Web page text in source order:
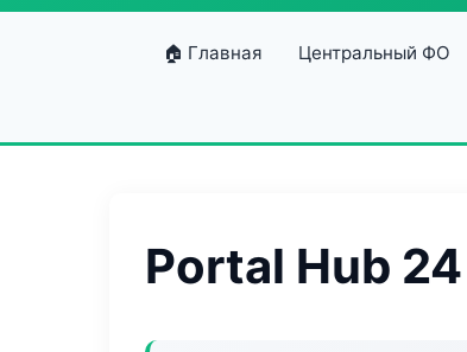
🏠 Главная Центральный ФО
Portal Hub 24